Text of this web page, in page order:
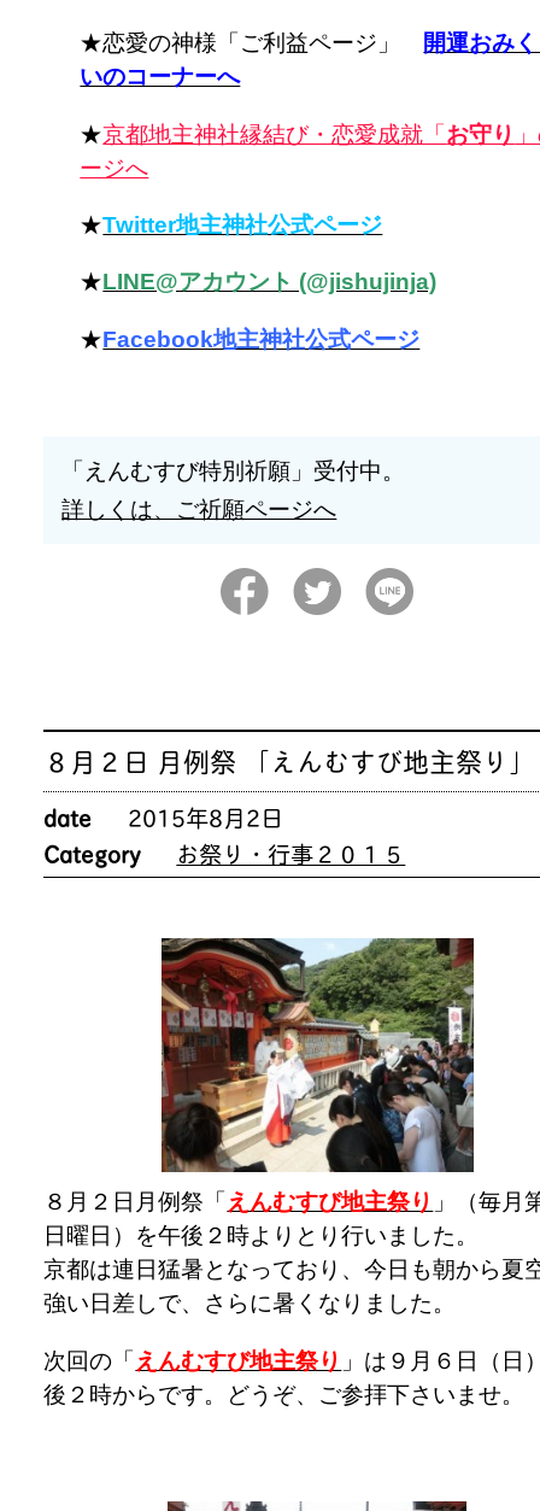
★恋愛の神様「ご利益ページ」
開運おみ
いのコーナーへ
★京都地主神社縁結び・恋愛成就「お守り
ージへ
★Twitter地主神社公式ページ
★LINE@アカウント (@jishujinja)
★Facebook地主神社公式ページ
「えんむすび特別祈願」受付中。
詳しくは、ご祈願ページへ
８月２日 月例祭 「えんむすび地主祭り」
date
2015年8月2日
Category
お祭り・行事２０１５
８月２日月例祭「 えんむすび地主祭り 」（毎月
日曜日）を午後２時よりとり行いました。
京都は連日猛暑となっており、今日も朝から夏
強い日差しで、さらに暑くなりました。
次回の「 えんむすび地主祭り 」は９月６日（日
後２時からです。どうぞ、ご参拝下さいませ。